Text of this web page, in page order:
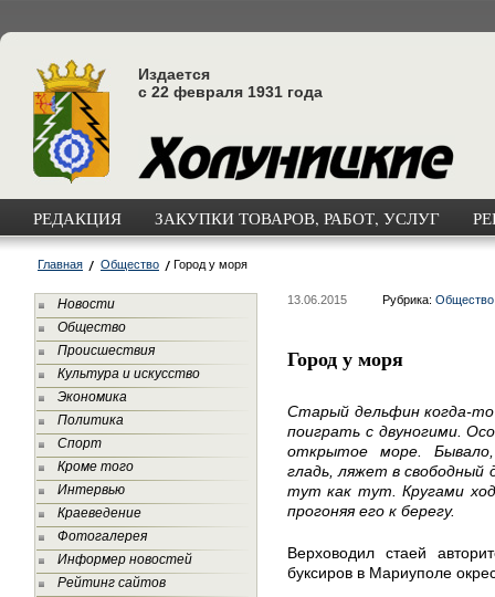
Издается
с 22 февраля 1931 года
РЕДАКЦИЯ ЗАКУПКИ ТОВАРОВ, РАБОТ, УСЛУГ
Главная Общество Город у моря
Новости
Общество
Происшествия
Культура и искусство
Экономика
Политика
Спорт
Кроме того
Интервью
Краеведение
Фотогалерея
Информер новостей
Рейтинг сайтов
13.06.2015 Рубрика: Общество
Город у моря
Старый дельфин когда-
поиграть с двуногими.
открытое море.
гладь, ляжет в свободный
тут как тут. Кругами
прогоняя его к берегу.
Верховодил стаей
буксиров в Мариуполе